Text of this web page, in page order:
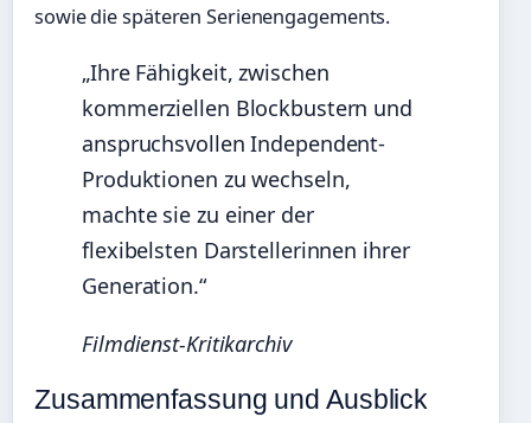
sowie die späteren Serienengagements.
„Ihre Fähigkeit, zwischen
kommerziellen Blockbustern und
anspruchsvollen Independent-
Produktionen zu wechseln,
machte sie zu einer der
flexibelsten Darstellerinnen ihrer
Generation.“
Filmdienst-Kritikarchiv
Zusammenfassung und Ausblick